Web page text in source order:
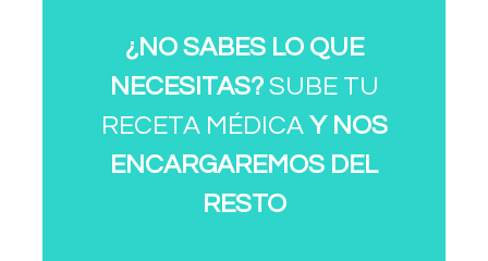
¿NO SABES LO QUE
NECESITAS?SUBE TU
RECETA MÉDICA Y NOS
ENCARGAREMOS DEL
RESTO